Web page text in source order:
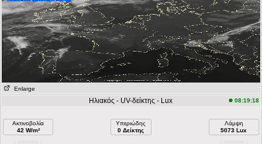
Enlarge
Ηλιακός - UV-δείκτης - Lux 08:19:18
Ακτινοβολία
42 W/m²
Υπεριώδης
0 Δείκτης
Λάμψη
5073 Lux